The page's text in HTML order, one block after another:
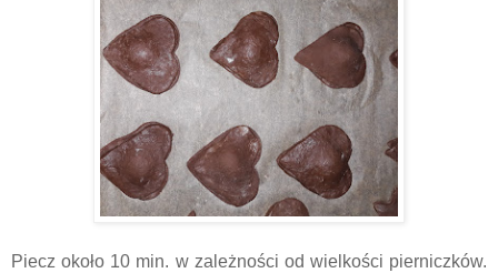
Piecz około 10 min. w zależności od wielkości pierniczków.